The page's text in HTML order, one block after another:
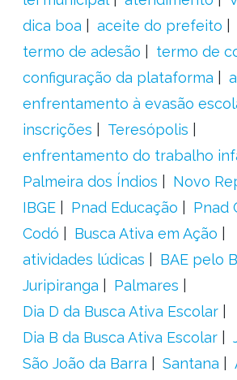
dica boa
aceite do prefeito
termo de adesão
termo de
configuração da plataforma
enfrentamento à evasão
inscrições
Teresópolis
enfrentamento do trabalho
Palmeira dos Índios
Novo
IBGE
Pnad Educação
Pnad
Codó
Busca Ativa em Ação
atividades lúdicas
BAE pelo
Juripiranga
Palmares
Dia D da Busca Ativa Escolar
Dia B da Busca Ativa Escolar
São João da Barra
Santana